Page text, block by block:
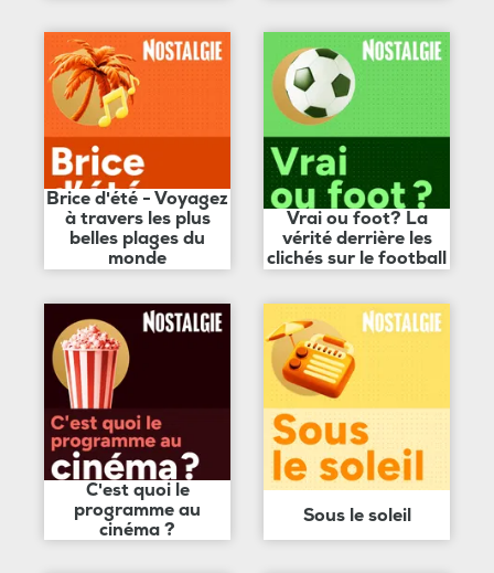
Brice d'été - Voyagez
à travers les plus
belles plages du
monde
Vrai ou foot? La
vérité derrière les
clichés sur le football
C'est quoi le
programme au
cinéma ?
Sous le soleil